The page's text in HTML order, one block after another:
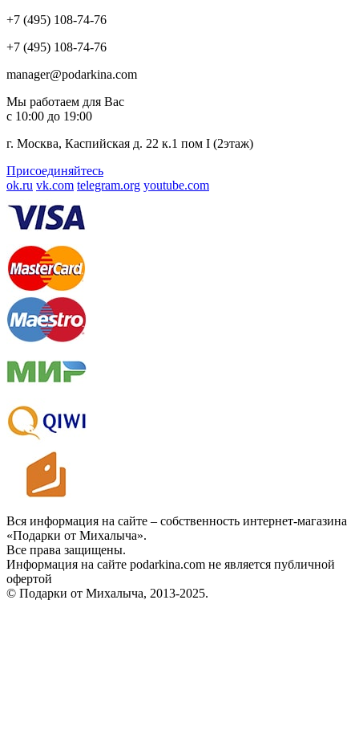
+7 (495) 108-74-76
+7 (495) 108-74-76
manager@podarkina.com
Мы работаем для Вас
с 10:00 до 19:00
г. Москва, Каспийская д. 22 к.1 пом I (2этаж)
Присоединяйтесь
ok.ru vk.com telegram.org youtube.com
Вся информация на сайте – собственность интернет-магазина
«Подарки от Михалыча».
Все права защищены.
Информация на сайте podarkina.com не является публичной
офертой
© Подарки от Михалыча, 2013-2025.